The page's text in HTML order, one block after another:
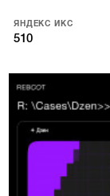
ЯНДЕКС ИКС
510